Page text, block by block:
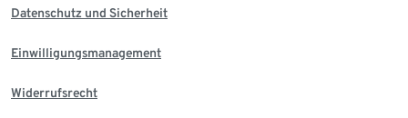
Datenschutz und Sicherheit
Einwilligungsmanagement
Widerrufsrecht